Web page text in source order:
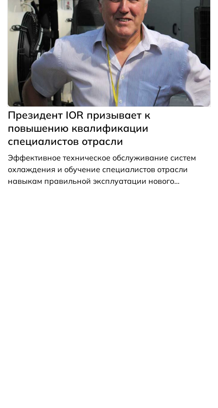
Президент IOR призывает к
повышению квалификации
специалистов отрасли
Эффективное техническое обслуживание систем
охлаждения и обучение специалистов отрасли
навыкам правильной эксплуатации нового